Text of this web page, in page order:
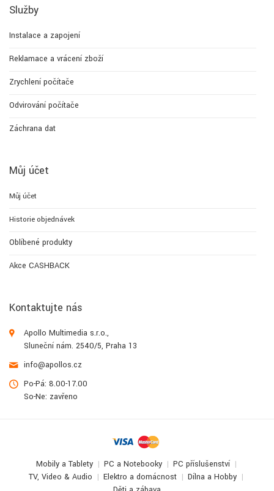
Služby
Instalace a zapojení
Reklamace a vrácení zboží
Zrychlení počítače
Odvirování počítače
Záchrana dat
Můj účet
Můj účet
Historie objednávek
Oblíbené produkty
Akce CASHBACK
Kontaktujte nás
Apollo Multimedia s.r.o.,
Sluneční nám. 2540/5, Praha 13
info@apollos.cz
Po-Pá: 8.00-17.00
So-Ne: zavřeno
Mobily a Tablety PC a Notebooky
PC příslušenství
TV, Video & Audio
Elektro a domácnost
Dílna a Hobby